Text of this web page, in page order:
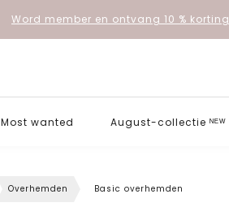
Word member en ontvang 10 % korting
Most wanted August-collectie ᴺᴱᵂ
Overhemden Basic overhemden